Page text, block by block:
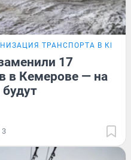
ТРАНСПОРТА В
17
в Кемерове — на
3